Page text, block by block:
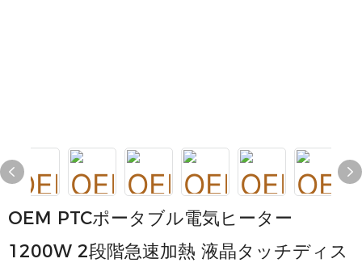
OEM PTCポータブル電気ヒーター
1200W 2段階急速加熱 液晶タッチディス